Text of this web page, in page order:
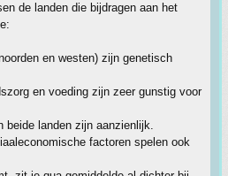
de landen die bijdragen aan het
en westen) zijn genetisch
en voeding zijn zeer gunstig voor
beide landen zijn aanzienlijk.
factoren spelen ook